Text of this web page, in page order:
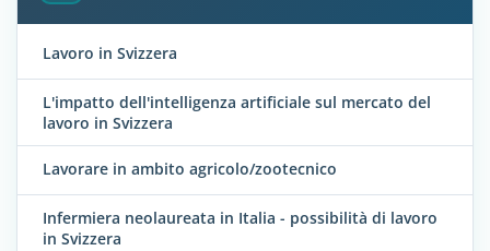
Lavoro in Svizzera
L'impatto dell'intelligenza artificiale sul mercato del
lavoro in Svizzera
Lavorare in ambito agricolo/zootecnico
Infermiera neolaureata in Italia - possibilità di lavoro
in Svizzera